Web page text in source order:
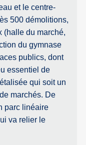
et le centre-
500 démolitions,
(halle du marché,
du gymnase
publics, dont
essentiel de
qui soit un
marchés. De
parc linéaire
va relier le